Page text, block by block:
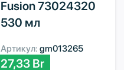
Fusion 73024320
530 мл
Артикул: gm013265
27,33 Br